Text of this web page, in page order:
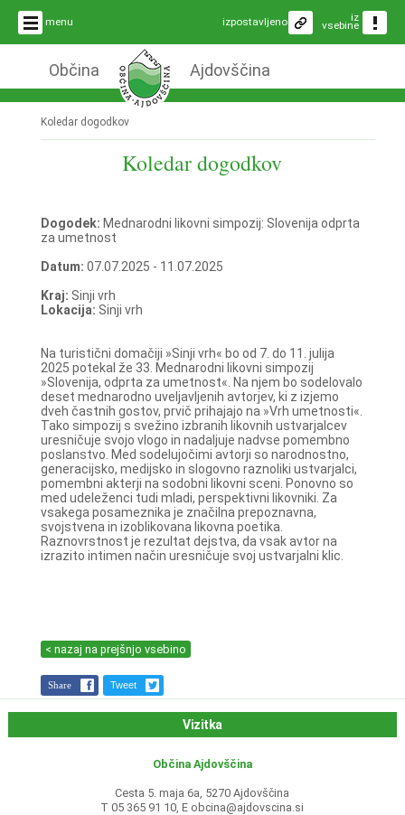
menu iz
vsebine
izpostavljeno
Občina Ajdovščina
Koledar dogodkov
Koledar dogodkov
Dogodek: Mednarodni likovni simpozij: Slovenija odprta
za umetnost
Datum: 07.07.2025 - 11.07.2025
Kraj: Sinji vrh
Lokacija: Sinji vrh
Na turistični domačiji »Sinji vrh« bo od 7. do 11. julija
2025 potekal že 33. Mednarodni likovni simpozij
»Slovenija, odprta za umetnost«. Na njem bo sodelovalo
deset mednarodno uveljavljenih avtorjev, ki z izjemo
dveh častnih gostov, prvič prihajajo na »Vrh umetnosti«.
Tako simpozij s svežino izbranih likovnih ustvarjalcev
uresničuje svojo vlogo in nadaljuje nadvse pomembno
poslanstvo. Med sodelujočimi avtorji so narodnostno,
generacijsko, medijsko in slogovno raznoliki ustvarjalci,
pomembni akterji na sodobni likovni sceni. Ponovno so
med udeleženci tudi mladi, perspektivni likovniki. Za
vsakega posameznika je značilna prepoznavna,
svojstvena in izoblikovana likovna poetika.
Raznovrstnost je rezultat dejstva, da vsak avtor na
izrazito intimen način uresničuje svoj ustvarjalni klic.
< nazaj na prejšnjo vsebino
Share Tweet
Vizitka
Občina Ajdovščina
Cesta 5. maja 6a, 5270 Ajdovščina
T 05 365 91 10, E obcina@ajdovscina.si